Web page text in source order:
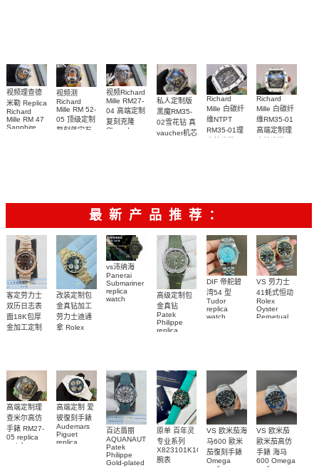
视频理查德
米勒 Replica
Richard
Mille RM 47
Sapphire
视频测
Richard
Mille RM 52-
05 顶级定制
复刻蓝宝石
视频Richard
Mille RM27-
04 高端定制
复刻克隆
Cloned
私人定制版
黑魔RM35-
02雪花钻 真
vaucher机芯
Richard
Mille 白碳纤
维NTPT
RM35-01理
Richard
Mille 白碳纤
维RM35-01
高端定制理
最新产品推荐：
客定劳力士
双历日志表
面18K包厚
金加工定制
watch
改装定制包
金真钻加工
劳力士迪通
拿 Rolex
diamonds
m126508-
0003腕表
vs沛纳海
Panerai
Submariner
replica
watch
高级定制包
金真钻
Patek
Philippe
replica
011復刻手錶
腕表
DIF 帝舵碧
湾54 型
Tudor
replica
watch
VS 劳力士
41蚝式恒动
Rolex
Oyster
Perpetual
高端定制理
查米尔高仿
手錶 RM27-
05 replica
watch
高端定制 爱
彼復刻手錶
Audemars
Piguet
replica
26579CB.OO.1225CB.01
百达翡丽
AQUANAUT
Patek
Philippe
Gold-plated
原单 百年灵
专业系列
X823101K1C1S1
腕表
VS 欧米茄海
马600 歐米
茄復刻手錶
Omega
replica
VS 欧米茄
歐米茄高仿
手錶 海马
600 Omega
replica